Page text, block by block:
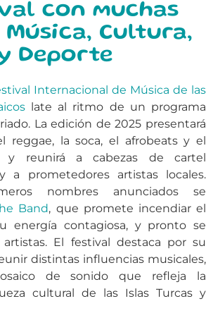
con muchas
Cultura,
Deporte
Internacional de Música de las
late al ritmo de un programa
La edición de 2025 presentará
reggae, la soca, el afrobeats y el
y reunirá a cabezas de cartel
a prometedores artistas locales.
nombres anunciados se
Band, que promete incendiar el
energía contagiosa, y pronto se
artistas. El festival destaca por su
distintas influencias musicales,
de sonido que refleja la
cultural de las Islas Turcas y